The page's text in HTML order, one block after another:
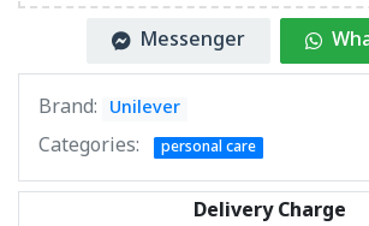
Messenger
Brand: Unilever
Categories: personal care
Delivery Charge